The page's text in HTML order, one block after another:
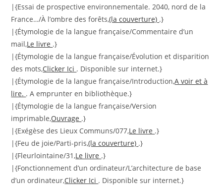
|{Essai de prospective environnementale. 2040, nord de la
France…/À l’ombre des forêts,(la couverture) .}
|{Étymologie de la langue française/Commentaire d’un
mail,Le livre .}
|{Étymologie de la langue française/Évolution et disparition
des mots,Clicker Ici . Disponible sur internet.}
|{Étymologie de la langue française/Introduction,A voir et à
lire. . A emprunter en bibliothèque.}
|{Étymologie de la langue française/Version
imprimable,Ouvrage .}
|{Exégèse des Lieux Communs/077,Le livre .}
|{Feu de joie/Parti-pris,(la couverture) .}
|{Fleurlointaine/31,Le livre .}
|{Fonctionnement d’un ordinateur/L’architecture de base
d’un ordinateur,Clicker Ici . Disponible sur internet.}